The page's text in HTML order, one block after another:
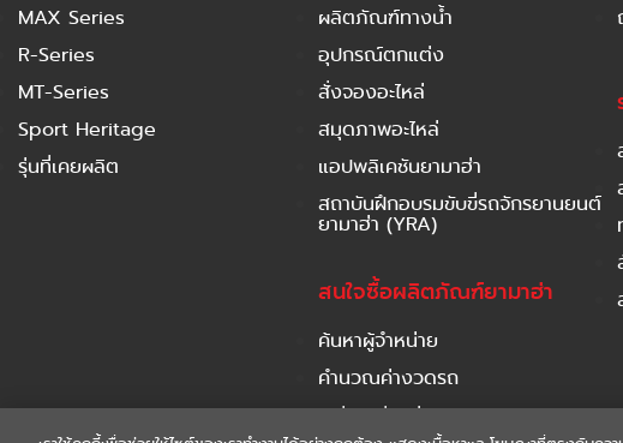
MAX Series
R-Series
MT-Series
Sport Heritage
รุ่นที่เคยผลิต
ผลิตภัณฑ์ทางน้ำ
อุปกรณ์ตกแต่ง
สั่งจองอะไหล่
สมุดภาพอะไหล่
แอปพลิเคชันยามาฮ่า
สถาบันฝึกอบรมขับขี่รถจักรยานยนต์
ยามาฮ่า (YRA)
สนใจซื้อผลิตภัณฑ์ยามาฮ่า
ค้นหาผู้จำหน่าย
คำนวณค่างวดรถ
เปรียบเทียบรุ่นรถ